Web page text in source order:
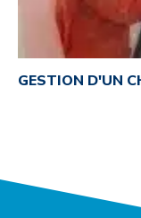
GESTION D'UN